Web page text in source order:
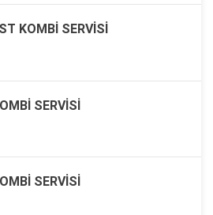
KOMBI SERVISI
SERVISI
SERVISI